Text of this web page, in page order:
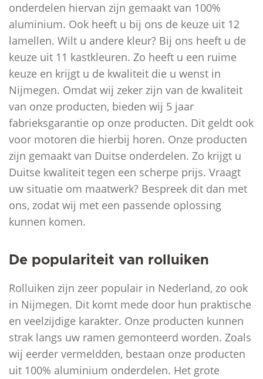
onderdelen hiervan zijn gemaakt van 100%
aluminium. Ook heeft u bij ons de keuze uit 12
lamellen. Wilt u andere kleur? Bij ons heeft u de
keuze uit 11 kastkleuren. Zo heeft u een ruime
keuze en krijgt u de kwaliteit die u wenst in
Nijmegen. Omdat wij zeker zijn van de kwaliteit
van onze producten, bieden wij 5 jaar
fabrieksgarantie op onze producten. Dit geldt ook
voor motoren die hierbij horen. Onze producten
zijn gemaakt van Duitse onderdelen. Zo krijgt u
Duitse kwaliteit tegen een scherpe prijs. Vraagt
uw situatie om maatwerk? Bespreek dit dan met
ons, zodat wij met een passende oplossing
kunnen komen.
De populariteit van rolluiken
Rolluiken zijn zeer populair in Nederland, zo ook
in Nijmegen. Dit komt mede door hun praktische
en veelzijdige karakter. Onze producten kunnen
strak langs uw ramen gemonteerd worden. Zoals
wij eerder vermeldden, bestaan onze producten
uit 100% aluminium onderdelen. Het grote